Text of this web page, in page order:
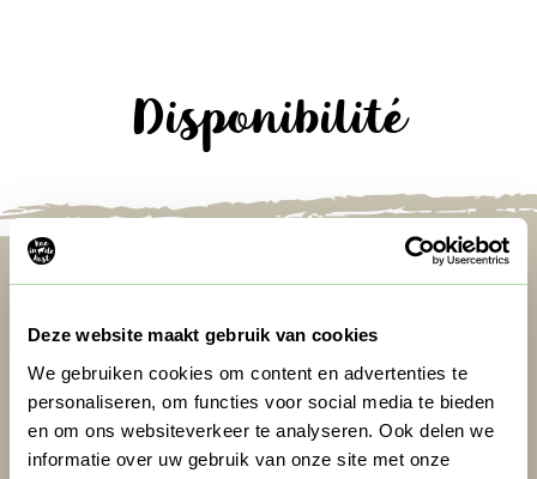
Deze website maakt gebruik van cookies
We gebruiken cookies om content en advertenties te
personaliseren, om functies voor social media te bieden
en om ons websiteverkeer te analyseren. Ook delen we
informatie over uw gebruik van onze site met onze
Disponibilité